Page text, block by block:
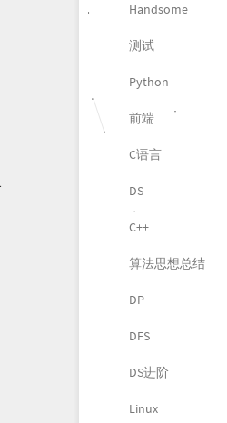
Handsome
测试
Python
前端
C语言
DS
C++
算法思想总结
DP
DFS
DS进阶
Linux